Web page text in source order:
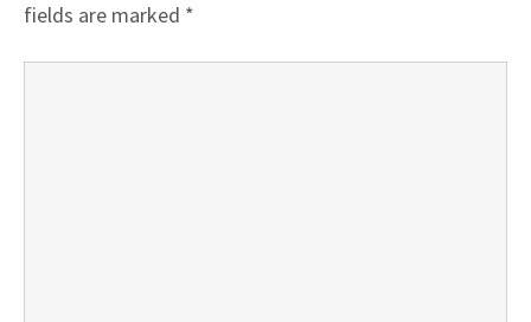
fields are marked *